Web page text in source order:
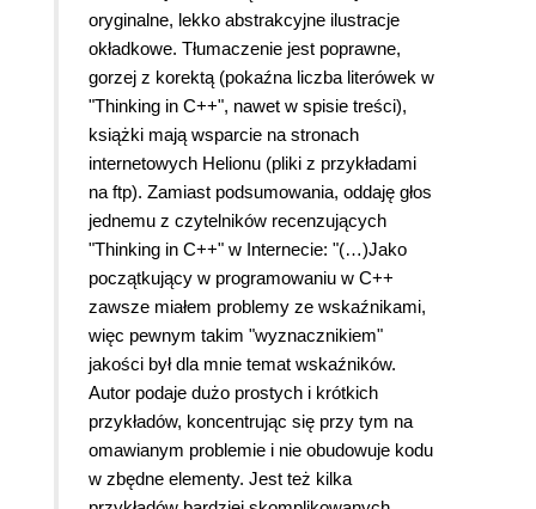
oryginalne, lekko abstrakcyjne ilustracje
okładkowe. Tłumaczenie jest poprawne,
gorzej z korektą (pokaźna liczba literówek w
"Thinking in C++", nawet w spisie treści),
książki mają wsparcie na stronach
internetowych Helionu (pliki z przykładami
na ftp). Zamiast podsumowania, oddaję głos
jednemu z czytelników recenzujących
"Thinking in C++" w Internecie: "(…)Jako
początkujący w programowaniu w C++
zawsze miałem problemy ze wskaźnikami,
więc pewnym takim "wyznacznikiem"
jakości był dla mnie temat wskaźników.
Autor podaje dużo prostych i krótkich
przykładów, koncentrując się przy tym na
omawianym problemie i nie obudowuje kodu
w zbędne elementy. Jest też kilka